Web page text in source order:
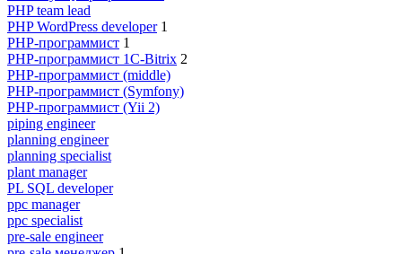
PHP team lead
PHP WordPress developer 1
PHP-программист 1
PHP-программист 1C-Bitrix 2
PHP-программист (middle)
PHP-программист (Symfony)
PHP-программист (Yii 2)
piping engineer
planning engineer
planning specialist
plant manager
PL SQL developer
ppc manager
ppc specialist
pre-sale engineer